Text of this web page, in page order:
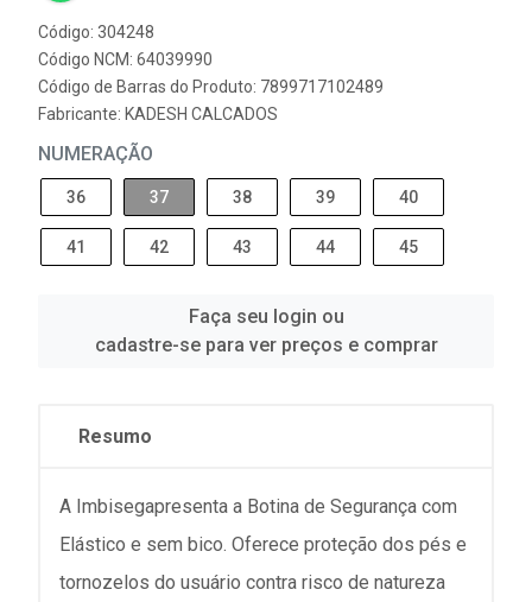
Código: 304248
Código NCM: 64039990
Código de Barras do Produto: 7899717102489
Fabricante: KADESH CALCADOS
NUMERAÇÃO
36 37 38 39 40
41 42 43 44 45
Faça seu login ou
cadastre-se para ver preços e comprar
Resumo
A Imbisegapresenta a Botina de Segurança com
Elástico e sem bico. Oferece proteção dos pés e
tornozelos do usuário contra risco de natureza